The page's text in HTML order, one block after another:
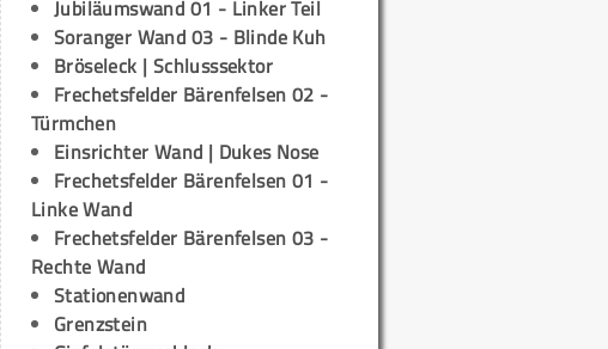
Jubiläumswand 01 - Linker Teil
Soranger Wand 03 - Blinde Kuh
Bröseleck | Schlusssektor
Frechetsfelder Bärenfelsen 02 -
Türmchen
Einsrichter Wand | Dukes Nose
Frechetsfelder Bärenfelsen 01 -
Linke Wand
Frechetsfelder Bärenfelsen 03 -
Rechte Wand
Stationenwand
Grenzstein